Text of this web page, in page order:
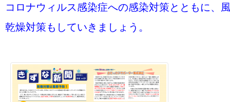
コロナウィルス感染症への感染対策とともに、
乾燥対策もしていきましょう。